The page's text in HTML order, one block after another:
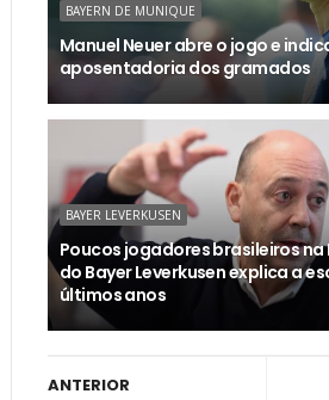
BAYERN DE MUNIQUE
Manuel Neuer abre o jogo e
aposentadoria dos gramados
BAYER LEVERKUSEN
Poucos jogadores brasileiros na
do Bayer Leverkusen explica a
últimos anos
ANTERIOR